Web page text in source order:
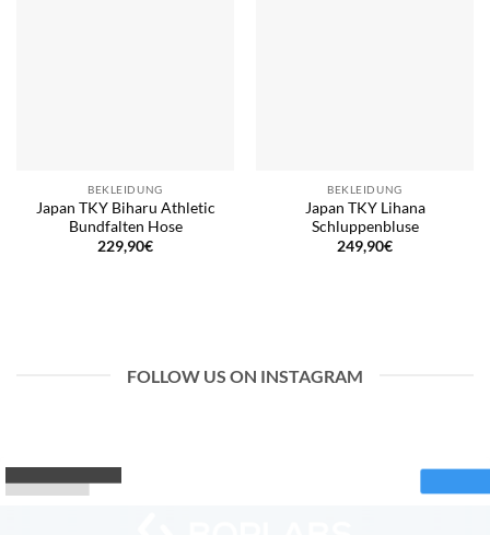
BEKLEIDUNG
Japan TKY Biharu Athletic
Bundfalten Hose
229,90€
BEKLEIDUNG
Japan TKY Lihana
Schluppenbluse
249,90€
FOLLOW US ON INSTAGRAM